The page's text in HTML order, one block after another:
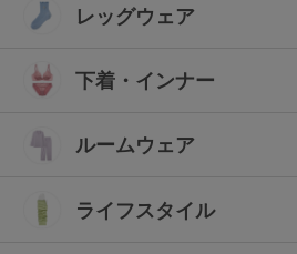
レッグウェア
下着・インナー
ルームウェア
ライフスタイル